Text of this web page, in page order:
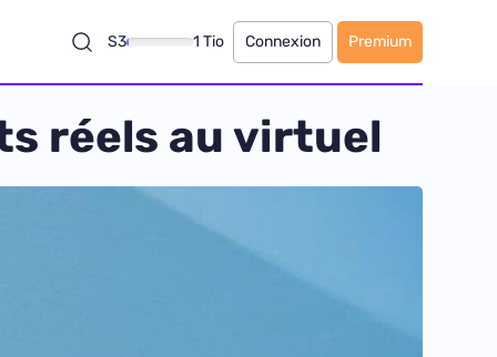
S3 1 Tio Connexion Premium
réels au virtuel